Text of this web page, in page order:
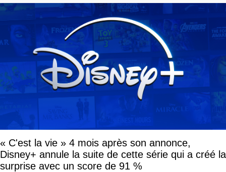
« C'est la vie » 4 mois après son annonce,
Disney+ annule la suite de cette série qui a créé la
surprise avec un score de 91 %